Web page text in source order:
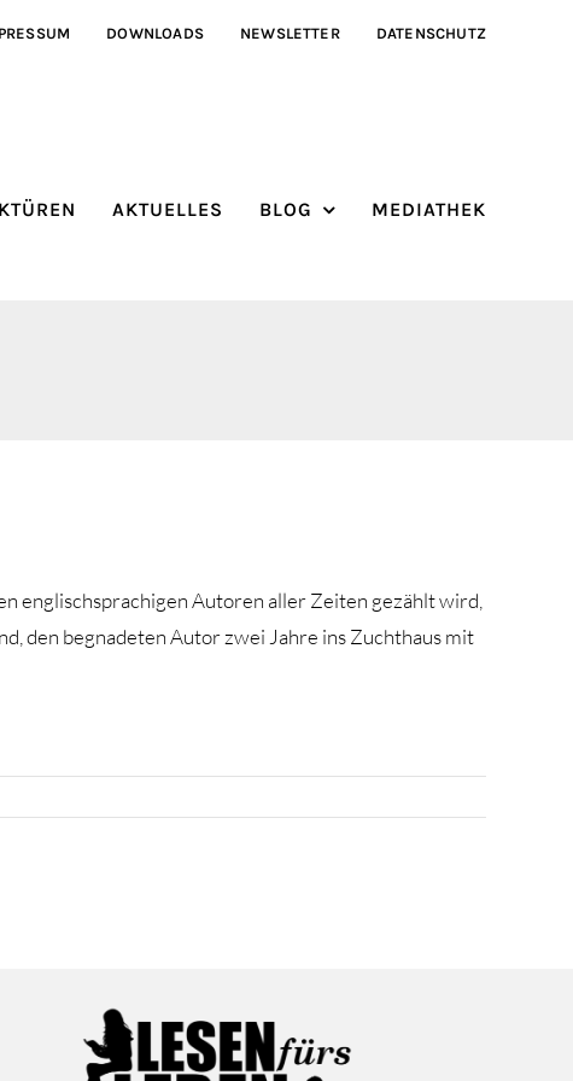
DOWNLOADS NEWSLETTER DATENSCHUTZ
AKTUELLES BLOG MEDIATHEK
englischsprachigen Autoren aller Zeiten gezählt wird,
den begnadeten Autor zwei Jahre ins Zuchthaus mit